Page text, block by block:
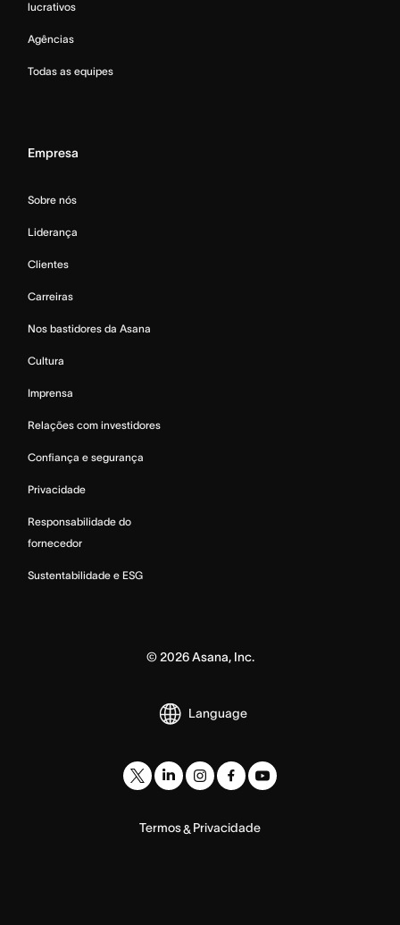
lucrativos
Agências
Todas as equipes
Empresa
Sobre nós
Liderança
Clientes
Carreiras
Nos bastidores da Asana
Cultura
Imprensa
Relações com investidores
Confiança e segurança
Privacidade
Responsabilidade do
fornecedor
Sustentabilidade e ESG
© 2026Asana, Inc.
Language
Termos& Privacidade